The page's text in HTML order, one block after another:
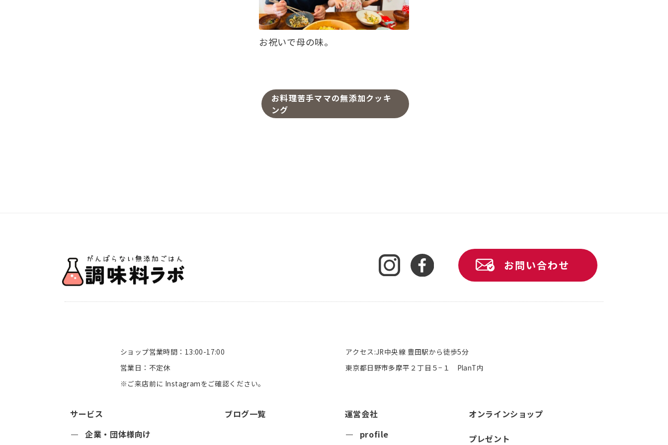
お祝いで母の味。
お料理苦手ママの無添加クッキ
ング
お問い合わせ
ショップ営業時間：13:00-17:00
営業日：不定休
※ご来店前に Instagramをご確認ください。
アクセス:JR中央線 豊田駅から徒歩5分
東京都日野市多摩平２丁目５−１ PlanT内
サービス
企業・団体様向け
ブログ一覧
運営会社
profile
オンラインショップ
プレゼント